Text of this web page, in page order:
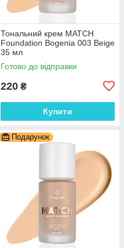
Тональний крем MATCH
Foundation Bogenia 003 Beige
35 мл
Готово до відправки
220 ₴
Купити
Подарунок